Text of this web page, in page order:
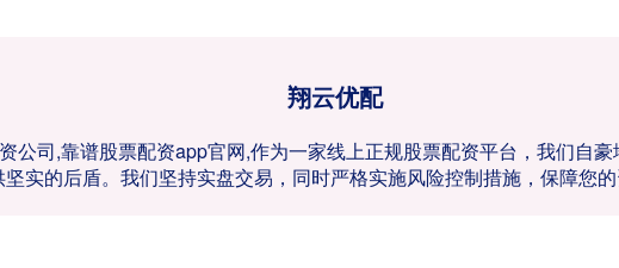
翔云优配
公司,靠谱股票配资app官网,作为一家线上正规股票配资平台，我们自
实的后盾。我们坚持实盘交易，同时严格实施风险控制措施，保障您